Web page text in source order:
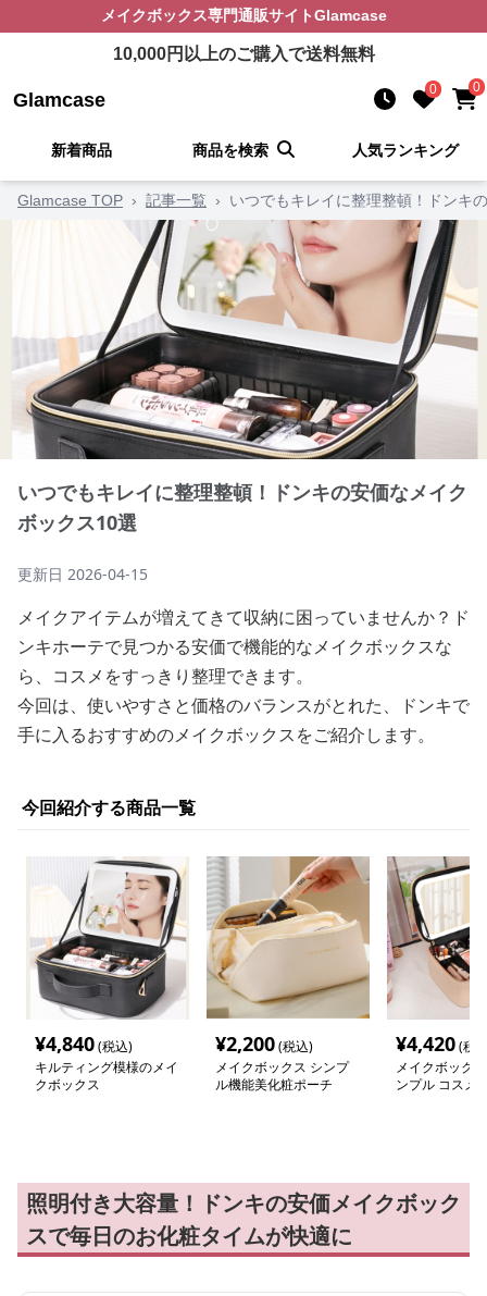
メイクボックス専門通販サイトGlamcase
10,000円以上のご購入で送料無料
Glamcase 0 0
新着商品 商品を検索 人気ランキング
Glamcase TOP › 記事一覧 › いつでもキレイに整理整頓！ドンキ
いつでもキレイに整理整頓！ドンキの安価なメイク
ボックス10選
更新日 2026-04-15
メイクアイテムが増えてきて収納に困っていませんか？ド
ンキホーテで見つかる安価で機能的なメイクボックスな
ら、コスメをすっきり整理できます。
今回は、使いやすさと価格のバランスがとれた、ドンキで
手に入るおすすめのメイクボックスをご紹介します。
今回紹介する商品一覧
¥4,840(税込)
キルティング模様のメイ
クボックス
¥2,200(税込)
メイクボックス シンプ
ル機能美化粧ポーチ
¥4,420(税
メイクボック
ンプル コスメ
照明付き大容量！ドンキの安価メイクボック
スで毎日のお化粧タイムが快適に